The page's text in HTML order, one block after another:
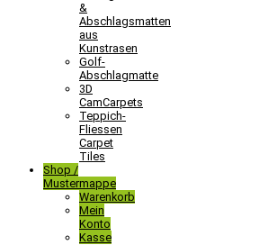
&
Abschlagsmatten
aus
Kunstrasen
Golf-
Abschlagmatte​
3D
CamCarpets
Teppich-
Fliessen
Carpet
Tiles
Shop /
Mustermappe
Warenkorb
Mein
Konto
Kasse